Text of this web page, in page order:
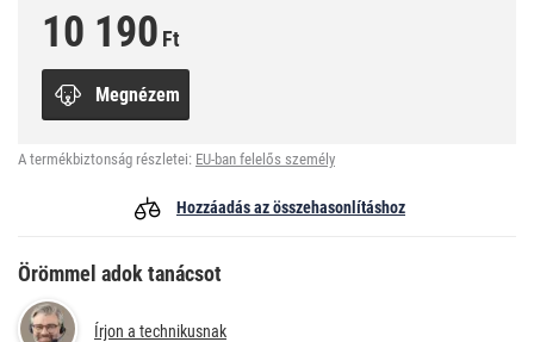
10 190 Ft
Megnézem
A termékbiztonság részletei: EU-ban felelős személy
Hozzáadás az összehasonlításhoz
Örömmel adok tanácsot
Írjon a technikusnak